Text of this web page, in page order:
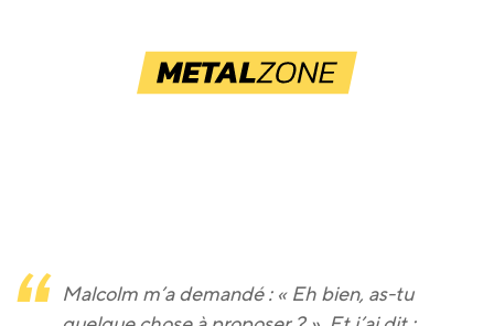
Malcolm m’a demandé : « Eh bien, as-tu